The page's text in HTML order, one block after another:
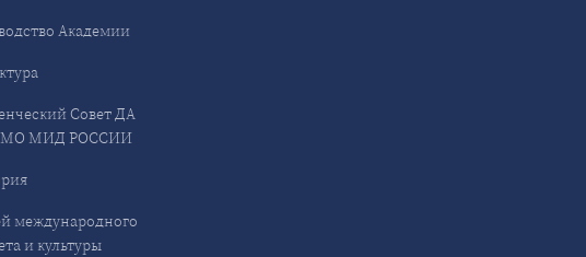
Академии
Совет ДА
МИД РОССИИ
международного
и культуры